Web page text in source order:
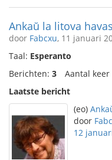
Ankaŭ la litova
door Fabcxu, 11 januari
Taal: Esperanto
Berichten: 3 Aantal keer
Laatste bericht
(eo)
door
12